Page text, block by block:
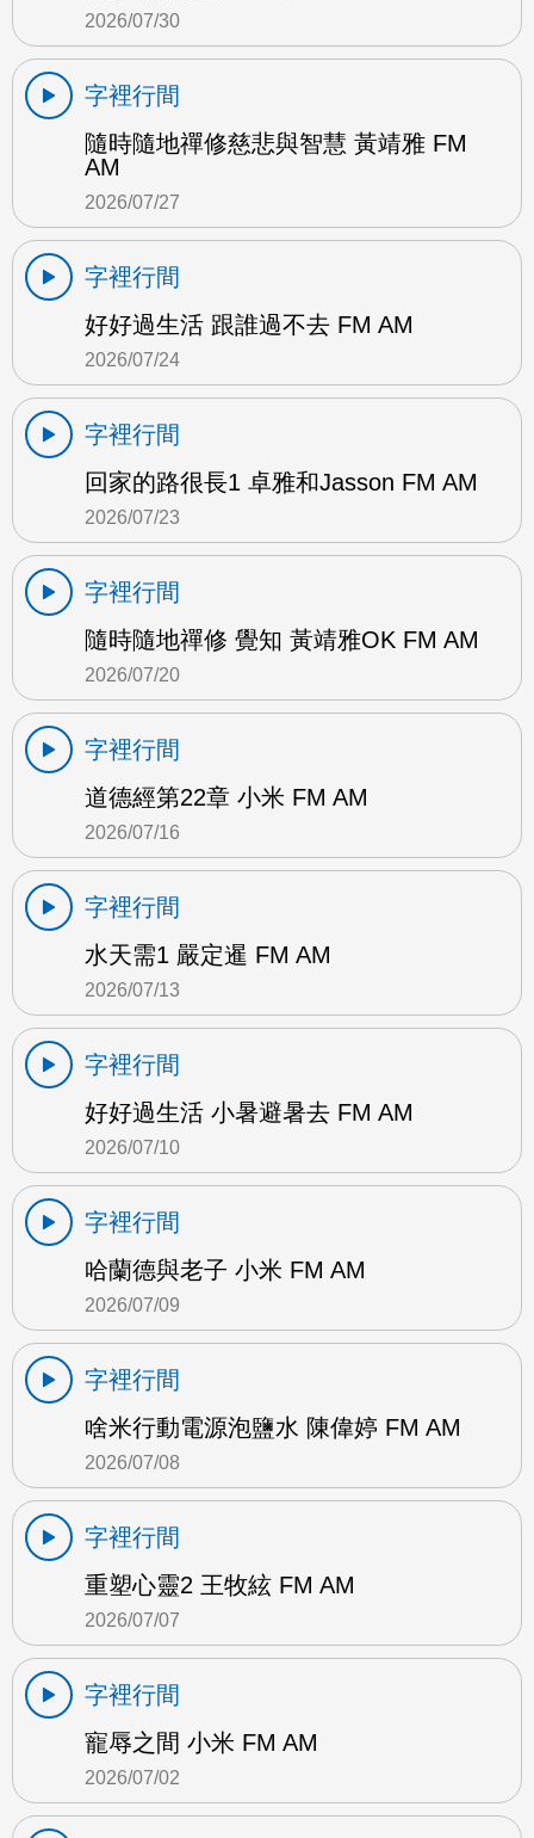
2026/07/30
字裡行間
隨時隨地禪修慈悲與智慧 黃靖雅 FM
AM
2026/07/27
字裡行間
好好過生活 跟誰過不去 FM AM
2026/07/24
字裡行間
回家的路很長1 卓雅和Jasson FM AM
2026/07/23
字裡行間
隨時隨地禪修 覺知 黃靖雅OK FM AM
2026/07/20
字裡行間
道德經第22章 小米 FM AM
2026/07/16
字裡行間
水天需1 嚴定暹 FM AM
2026/07/13
字裡行間
好好過生活 小暑避暑去 FM AM
2026/07/10
字裡行間
哈蘭德與老子 小米 FM AM
2026/07/09
字裡行間
啥米行動電源泡鹽水 陳偉婷 FM AM
2026/07/08
字裡行間
重塑心靈2 王牧絃 FM AM
2026/07/07
字裡行間
寵辱之間 小米 FM AM
2026/07/02